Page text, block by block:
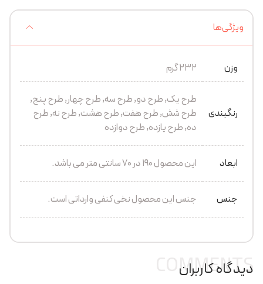
ویژگی‌ها
وزن 232 گرم
رنگبندی
طرح یک, طرح دو, طرح سه, طرح چهار, طرح پنج,
طرح شش, طرح هفت, طرح هشت, طرح نه, طرح
ده, طرح یازده, طرح دوازده
ابعاد این محصول 190 در 70 سانتی متر می باشد.
جنس جنس این محصول نخی کنفی وارداتی است.
دیدگاه کاربران
COMMENTS